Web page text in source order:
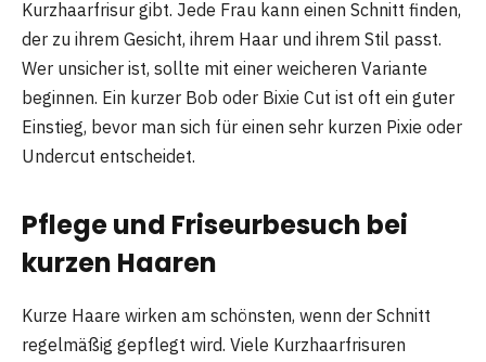
Kurzhaarfrisur gibt. Jede Frau kann einen Schnitt finden,
der zu ihrem Gesicht, ihrem Haar und ihrem Stil passt.
Wer unsicher ist, sollte mit einer weicheren Variante
beginnen. Ein kurzer Bob oder Bixie Cut ist oft ein guter
Einstieg, bevor man sich für einen sehr kurzen Pixie oder
Undercut entscheidet.
Pflege und Friseurbesuch bei
kurzen Haaren
Kurze Haare wirken am schönsten, wenn der Schnitt
regelmäßig gepflegt wird. Viele Kurzhaarfrisuren